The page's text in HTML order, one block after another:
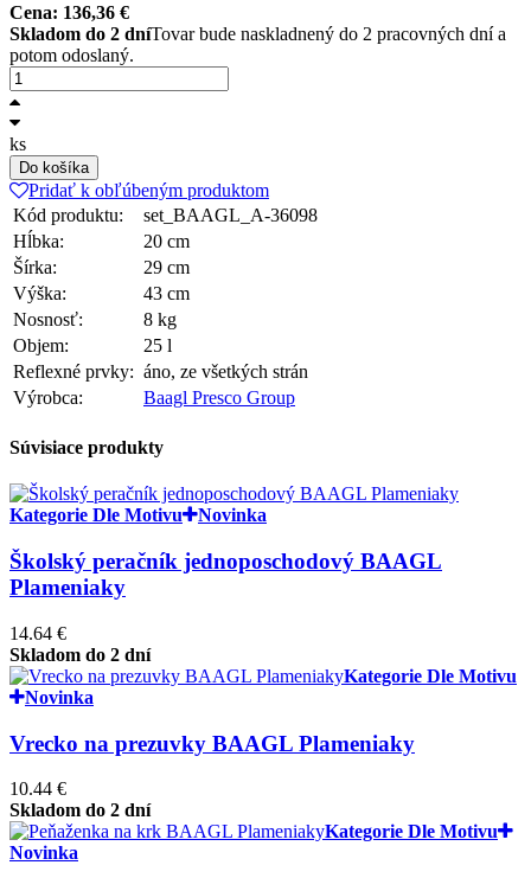
Cena: 136,36 €
Skladom do 2 dníTovar bude naskladnený do 2 pracovných dní a
potom odoslaný.
ks
Do košíka
Pridať k obľúbeným produktom
Kód produktu:
set_BAAGL_A-36098
Hĺbka:
20 cm
Šírka:
29 cm
Výška:
43 cm
Nosnosť:
8 kg
Objem:
25 l
Reflexné prvky: áno, ze všetkých strán
Výrobca:
Baagl Presco Group
Súvisiace produkty
Kategorie Dle Motivu Novinka
Školský peračník jednoposchodový BAAGL
Plameniaky
14.64 €
Skladom do 2 dní
Kategorie Dle Motivu
Novinka
Vrecko na prezuvky BAAGL Plameniaky
10.44 €
Skladom do 2 dní
Kategorie Dle Motivu
Novinka